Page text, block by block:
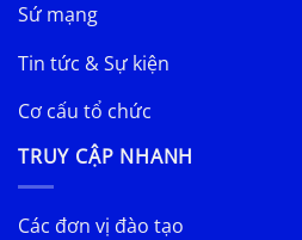
Sứ mạng
Tin tức & Sự kiện
Cơ cấu tổ chức
TRUY CẬP NHANH
Các đơn vị đào tạo